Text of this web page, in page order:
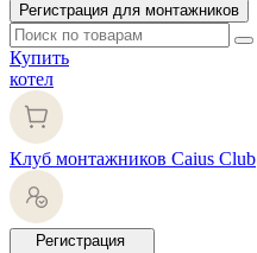
Регистрация для монтажников
Купить
котел
Клуб монтажников Caius Club
Регистрация